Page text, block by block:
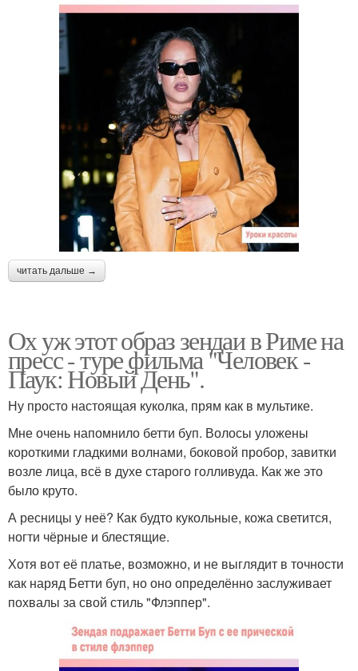
читать дальше →
Ох уж этот образ зендаи в Риме на
пресс - туре фильма "Человек -
Паук: Новый День".
Ну просто настоящая куколка, прям как в мультике.
Мне очень напомнило бетти буп. Волосы уложены
короткими гладкими волнами, боковой пробор, завитки
возле лица, всё в духе старого голливуда. Как же это
было круто.
А ресницы у неё? Как будто кукольные, кожа светится,
ногти чёрные и блестящие.
Хотя вот её платье, возможно, и не выглядит в точности
как наряд Бетти буп, но оно определённо заслуживает
похвалы за свой стиль "Флэппер".